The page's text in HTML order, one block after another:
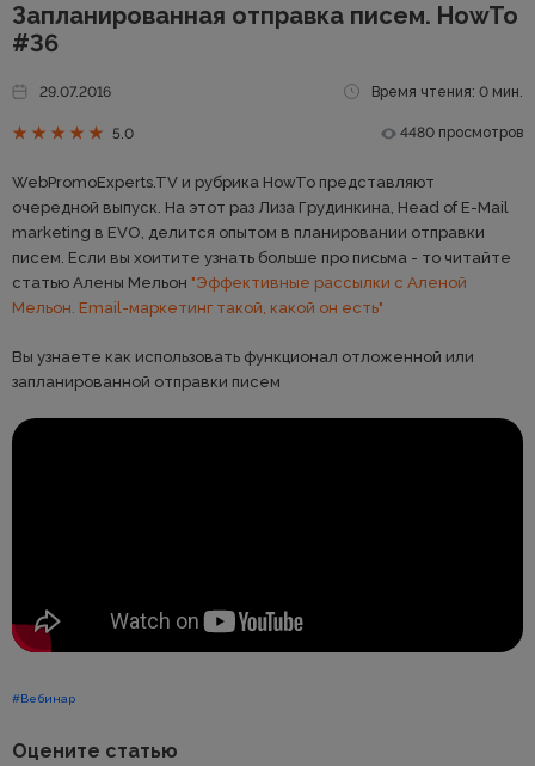
Запланированная отправка писем. HowTo
#36
29.07.2016 Время чтения: 0 мин.
5.0 4480 просмотров
WebPromoExperts.TV и рубрика HowTo представляют
очередной выпуск. На этот раз Лиза Грудинкина, Head of E-Mail
marketing в EVO, делится опытом в планировании отправки
писем. Если вы хоитите узнать больше про письма - то читайте
статью Алены Мельон "Эффективные рассылки с Аленой
Мельон. Email-маркетинг такой, какой он есть"
Вы узнаете как использовать функционал отложенной или
запланированной отправки писем
#Вебинар
Оцените статью